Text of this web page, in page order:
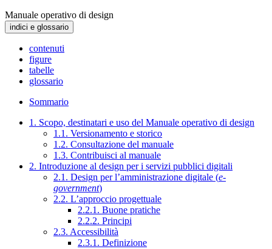
Manuale operativo di design
indici e glossario
contenuti
figure
tabelle
glossario
Sommario
1. Scopo, destinatari e uso del Manuale operativo di design
1.1. Versionamento e storico
1.2. Consultazione del manuale
1.3. Contribuisci al manuale
2. Introduzione al design per i servizi pubblici digitali
2.1. Design per l’amministrazione digitale (e-
government)
2.2. L’approccio progettuale
2.2.1. Buone pratiche
2.2.2. Principi
2.3. Accessibilità
2.3.1. Definizione